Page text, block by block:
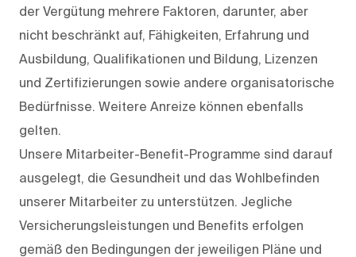
der Vergütung mehrere Faktoren, darunter, aber
nicht beschränkt auf, Fähigkeiten, Erfahrung und
Ausbildung, Qualifikationen und Bildung, Lizenzen
und Zertifizierungen sowie andere organisatorische
Bedürfnisse. Weitere Anreize können ebenfalls
gelten.
Unsere Mitarbeiter-Benefit-Programme sind darauf
ausgelegt, die Gesundheit und das Wohlbefinden
unserer Mitarbeiter zu unterstützen. Jegliche
Versicherungsleistungen und Benefits erfolgen
gemäß den Bedingungen der jeweiligen Pläne und